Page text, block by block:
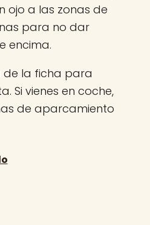
ojo a las zonas de
para no dar
encima.
de la ficha para
Si vienes en coche,
de aparcamiento